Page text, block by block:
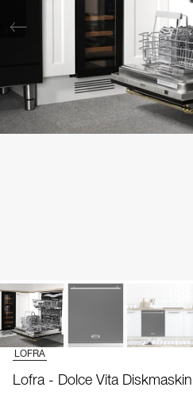
LOFRA
Lofra - Dolce Vita Diskmaskin